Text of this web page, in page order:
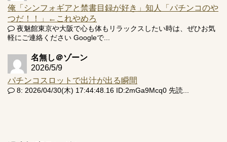
俺「シンフォギアと禁書目録が好き」知人「パチンコのや
つだ！！」←これやめろ
夜魅館東京や大阪で心も体もリラックスしたい時は、ぜひお気
軽にご連絡ください Googleで...
名無し＠ゾーン
2026/5/9
パチンコスロットで出汁が出る瞬間
8: 2026/04/30(木) 17:44:48.16 ID:2mGa9Mcq0 先読...